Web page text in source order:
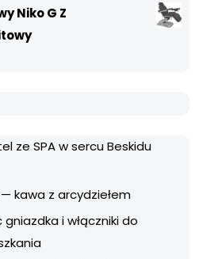
Niko G Z
ze SPA w sercu Beskidu
kawa z arcydziełem
gniazdka i włączniki do